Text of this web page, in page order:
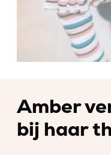
Amber
bij haar